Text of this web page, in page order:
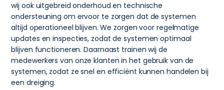
wij ook uitgebreid onderhoud en technische
ondersteuning om ervoor te zorgen dat de systemen
altijd operationeel blijven. We zorgen voor regelmatige
updates en inspecties, zodat de systemen optimaal
blijven functioneren. Daarnaast trainen wij de
medewerkers van onze klanten in het gebruik van de
systemen, zodat ze snel en efficiënt kunnen handelen bij
een dreiging.